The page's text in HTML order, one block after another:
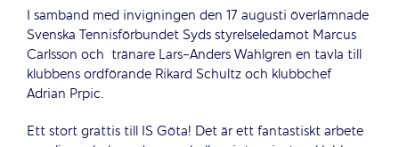
I samband med invigningen den 17 augusti överlämnade
Svenska Tennisförbundet Syds styrelseledamot Marcus
Carlsson och tränare Lars-Anders Wahlgren en tavla till
klubbens ordförande Rikard Schultz och klubbchef
Adrian Prpic.
Ett stort grattis till IS Göta! Det är ett fantastiskt arbete